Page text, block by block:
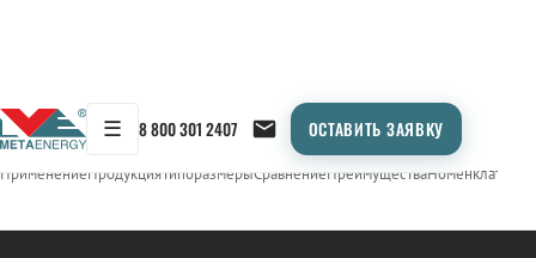
☰ 8 800 301 2407 ОСТАВИТЬ ЗАЯВКУ
← Продукция/ТОКОПРОВОД
ПрименениеПродукцияТипоразмерыСравнениеПреимуществаНоменклатура